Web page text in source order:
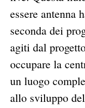
essere antenna
seconda dei
agiti dal
occupare la
un luogo
allo sviluppo